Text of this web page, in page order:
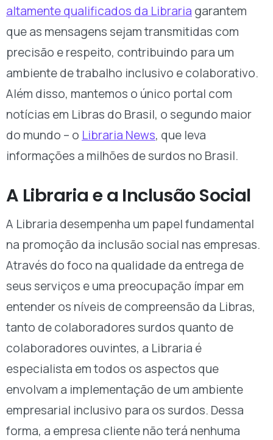
altamente qualificados da Libraria garantem
que as mensagens sejam transmitidas com
precisão e respeito, contribuindo para um
ambiente de trabalho inclusivo e colaborativo.
Além disso, mantemos o único portal com
notícias em Libras do Brasil, o segundo maior
do mundo – o Libraria News, que leva
informações a milhões de surdos no Brasil.
A Libraria e a Inclusão Social
A Libraria desempenha um papel fundamental
na promoção da inclusão social nas empresas.
Através do foco na qualidade da entrega de
seus serviços e uma preocupação ímpar em
entender os níveis de compreensão da Libras,
tanto de colaboradores surdos quanto de
colaboradores ouvintes, a Libraria é
especialista em todos os aspectos que
envolvam a implementação de um ambiente
empresarial inclusivo para os surdos. Dessa
forma, a empresa cliente não terá nenhuma